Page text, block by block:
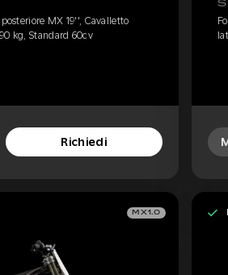
MX 19'', Cavalletto
kg, Standard 60cv
Richiedi
MX1.0